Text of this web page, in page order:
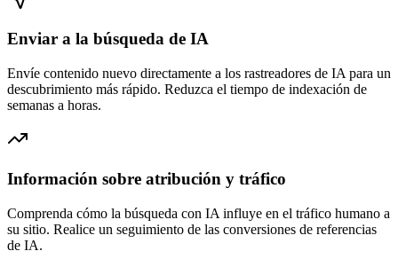
Enviar a la búsqueda de IA
Envíe contenido nuevo directamente a los rastreadores de IA para un
descubrimiento más rápido. Reduzca el tiempo de indexación de
semanas a horas.
Información sobre atribución y tráfico
Comprenda cómo la búsqueda con IA influye en el tráfico humano a
su sitio. Realice un seguimiento de las conversiones de referencias
de IA.